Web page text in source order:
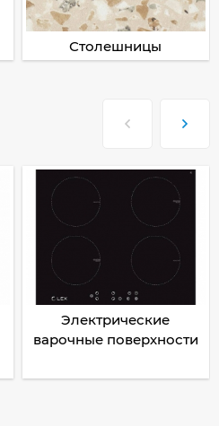
Столешницы
Электрические
варочные поверхности